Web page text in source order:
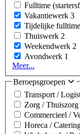
Fulltime
Vakantiewerk 3
Tijdelijke
Thuiswerk 2
Weekendwerk 2
Avondwerk 1
Meer...
Beroepsgroepen
Transport /
Zorg /
Commercieel /
Horeca /